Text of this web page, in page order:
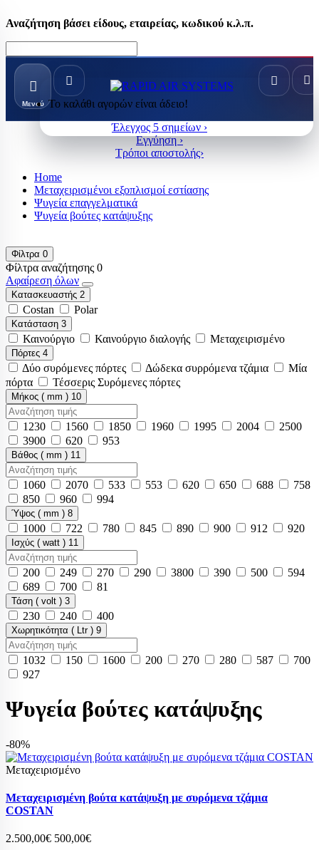
Αναζήτηση βάσει είδους, εταιρείας, κωδικού κ.λ.π.
Μενού Το καλάθι αγορών είναι άδειο!
Έλεγχος 5 σημείων ›
Εγγύηση ›
Τρόποι αποστολής›
Home
Μεταχειρισμένοι εξοπλισμοί εστίασης
Ψυγεία επαγγελματικά
Ψυγεία βούτες κατάψυξης
Φίλτρα 0
Φίλτρα αναζήτησης 0
Αφαίρεση όλων
Κατασκευαστής 2
Costan Polar
Κατάσταση 3
Καινούργιο Καινούργιο διαλογής Μεταχειρισμένο
Πόρτες 4
Δύο συρόμενες πόρτες Δώδεκα συρρόμενα τζάμια
Μία
πόρτα
Τέσσερις Συρόμενες πόρτες
Μήκος ( mm ) 10
1230 1560 1850 1960 1995 2004
2500
3900
620 953
Βάθος ( mm ) 11
1060 2070 533 553 620 650 688
758
850
960 994
Ύψος ( mm ) 8
1000 722 780 845 890 900 912 920
Ισχύς ( watt ) 11
200 249 270 290 3800 390 500
594
689
700 81
Τάση ( volt ) 3
230 240 400
Χωρητικότητα ( Ltr ) 9
1032 150 1600 200 270 280 587
700
927
Ψυγεία βούτες κατάψυξης
-80%
Μεταχειρισμένο
Μεταχειρισμένη βούτα κατάψυξη με συρόμενα τζάμια
COSTAN
2.500,00€ 500,00€